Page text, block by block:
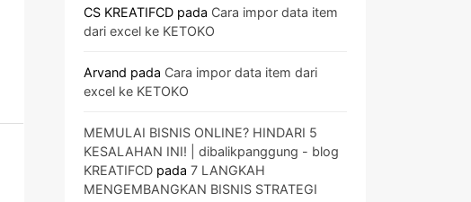
CS KREATIFCD pada Cara impor data item
dari excel ke KETOKO
Arvand pada Cara impor data item dari
excel ke KETOKO
MEMULAI BISNIS ONLINE? HINDARI 5
KESALAHAN INI! | dibalikpanggung - blog
KREATIFCD pada 7 LANGKAH
MENGEMBANGKAN BISNIS STRATEGI